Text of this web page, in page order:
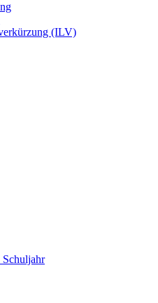
(ILV)
Schuljahr